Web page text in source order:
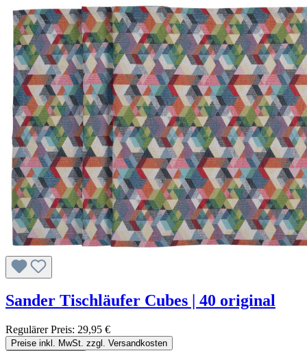
Sander Tischläufer Cubes | 40 original
Regulärer Preis: 29,95 €
Preise inkl. MwSt. zzgl. Versandkosten